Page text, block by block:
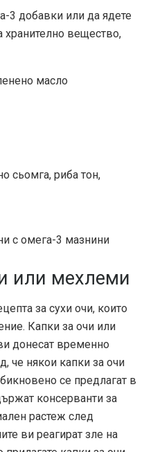
3 добавки или да ядете
хранително вещество,
масло
сьомга, риба тон,
с омега-3 мазнини
или мехлеми
за сухи очи, които
Капки за очи или
донесат временно
че някои капки за очи
се предлагат в
консерванти за
растеж след
ви реагират зле на